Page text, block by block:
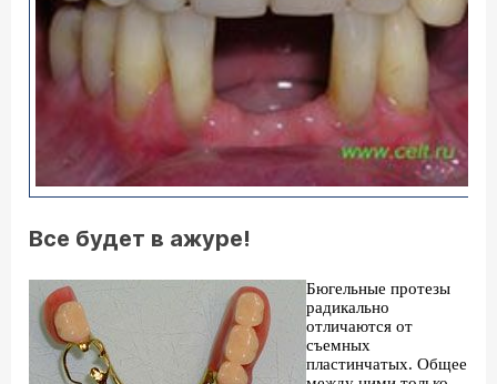
Все будет в ажуре!
Бюгельные протезы
радикально
отличаются от
съемных
пластинчатых. Общее